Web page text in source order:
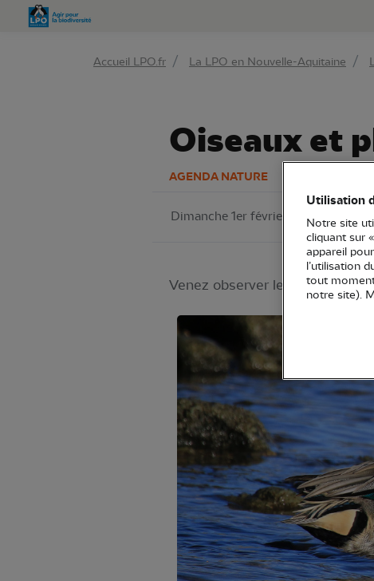
Accueil LPO.fr La LPO en Nouvelle-Aquitaine
Oiseaux et
AGENDA NATURE
Dimanche 1er février 2026 LPO
Venez observer les oiseaux
Utilisation
Notre site
cliquant sur
appareil
l’utilisation
tout
notre site).